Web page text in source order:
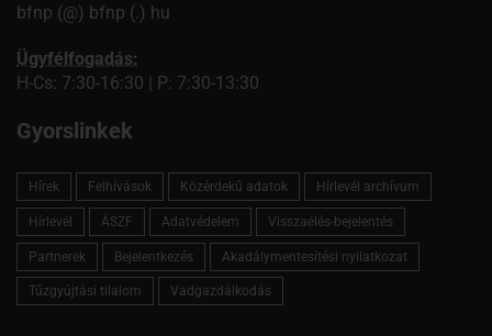
bfnp (@) bfnp (.) hu
Ügyfélfogadás:
H-Cs: 7:30-16:30 | P: 7:30-13:30
Gyorslinkek
Hírek Felhívások Közérdekű adatok Hírlevél archívum
Hírlevél ÁSZF Adatvédelem Visszaélés-bejelentés
Partnerek Bejelentkezés Akadálymentesítési nyilatkozat
Tűzgyújtási tilalom Vadgazdálkodás